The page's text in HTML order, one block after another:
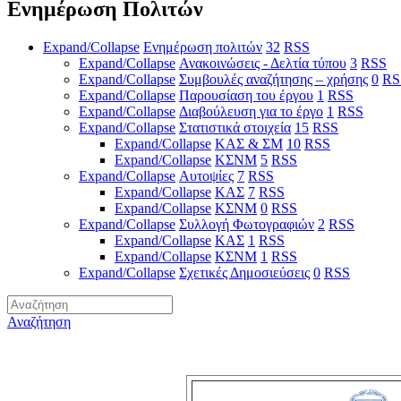
Ενημέρωση Πολιτών
Expand/Collapse Ενημέρωση πολιτών 32 RSS
Expand/Collapse Ανακοινώσεις - Δελτία τύπου 3 RSS
Expand/Collapse Συμβουλές αναζήτησης – χρήσης 0
Expand/Collapse Παρουσίαση του έργου 1 RSS
Expand/Collapse Διαβούλευση για το έργο 1 RSS
Expand/Collapse Στατιστικά στοιχεία 15 RSS
Expand/Collapse ΚΑΣ & ΣΜ 10 RSS
Expand/Collapse ΚΣΝΜ 5 RSS
Expand/Collapse Αυτοψίες 7 RSS
Expand/Collapse ΚΑΣ 7 RSS
Expand/Collapse ΚΣΝΜ 0 RSS
Expand/Collapse Συλλογή Φωτογραφιών 2 RSS
Expand/Collapse ΚΑΣ 1 RSS
Expand/Collapse ΚΣΝΜ 1 RSS
Expand/Collapse Σχετικές Δημοσιεύσεις 0 RSS
Αναζήτηση